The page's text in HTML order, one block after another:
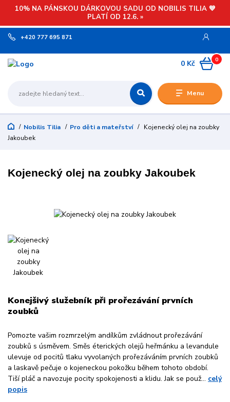
10% NA PÁNSKOU DÁRKOVOU SADU OD NOBILIS TILIA 💙
PLATÍ OD 12.6. »
Menu
+420 777 695 871
0
0 Kč
Nobilis Tilia Pro děti a mateřství
Kojenecký olej na zoubky
Jakoubek
Kojenecký olej na zoubky Jakoubek
Konejšivý služebník při prořezávání prvních
zoubků
Pomozte vašim rozmrzelým andílkům zvládnout prořezávání
zoubků s úsměvem. Směs éterických olejů heřmánku a levandule
ulevuje od pocitů tlaku vyvolaných prořezáváním prvních zoubků
a laskavě pečuje o kojeneckou pokožku během tohoto období.
Tiší pláč a navozuje pocity spokojenosti a klidu. Jak se použ... celý
popis